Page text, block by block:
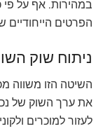
במהירות. אף על פי
הפרטים הייחודיים
ניתוח שוק
השיטה הזו משווה
את ערך השוק של
לעזור למוכרים